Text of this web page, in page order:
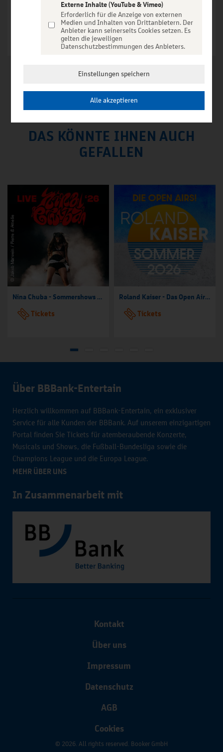
CIRCUS KRONE präsentiert FARBENSPIEL - Gold Edition | Hannover
Tickets ab € 20,50
Tickets ab € 21,40
Tickets
DAS KÖNNTE IHNEN AUCH
GEFALLEN
Nina Chuba - Sommershows 2026
Tickets
Roland Kaiser - Das Open Air 2026!
Tickets
Über BBBank-Entertain
Herzlich willkommen auf BBBank-Entertain, ein exklusiver
Service für alle Kunden der BBBank. Auf unserem einzigartigen
Portal finden Sie Tickets für atemberaubende Konzerte,
Musicals und Shows, die Fußball-Bundesliga sowie die
Champions League und die Europa League.
MEHR ÜBER UNS
In Zusammenarbeit mit
Kontakt
Über uns
Impressum
Datenschutz
AGB
Cookies
© 2026. All rights reserved. Booker GmbH
Externe Inhalte (YouTube & Vimeo)
Erforderlich für die Anzeige von externen
Medien und Inhalten von Drittanbietern. Der
Anbieter kann seinerseits Cookies setzen. Es
gelten die jeweiligen
Datenschutzbestimmungen des Anbieters.
Einstellungen speichern
Alle akzeptieren